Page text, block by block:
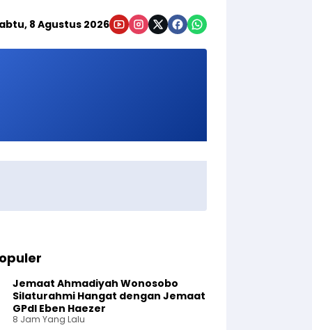
8 Agustus 2026
Jemaat Ahmadiyah Wonosobo
Silaturahmi Hangat dengan Jemaat
GPdI Eben Haezer
8 Jam Yang Lalu